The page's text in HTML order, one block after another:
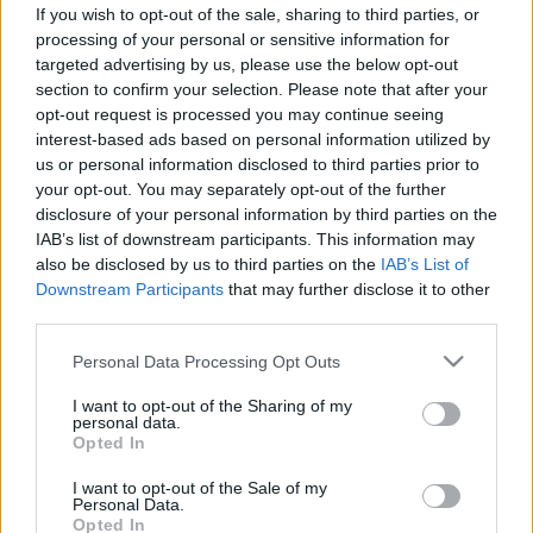
If you wish to opt-out of the sale, sharing to third parties, or
processing of your personal or sensitive information for
targeted advertising by us, please use the below opt-out
section to confirm your selection. Please note that after your
opt-out request is processed you may continue seeing
interest-based ads based on personal information utilized by
us or personal information disclosed to third parties prior to
your opt-out. You may separately opt-out of the further
disclosure of your personal information by third parties on the
IAB’s list of downstream participants. This information may
also be disclosed by us to third parties on the IAB’s List of
Downstream Participants that may further disclose it to other
Please note that this website/app uses one or more Google
not limited to your visit or usage behaviour. You may click to
grant or deny consent to Google and its third-party tags to
use your data for below specified purposes in below Google
consent section.
Personal Data Processing Opt Outs
I want to opt-out of the Sharing of my
personal data.
Opted In
I want to opt-out of the Sale of my
Personal Data.
Opted In
Természetes gyógymódok
2011. április 28. 10:01
Módosítva: 2015. november 04. 13:49
Megosztás
Küldés Küldés Messengeren
Egészségkalauz
Egészségkalauz
A tai-chi javítja a szívbetegek életminőségét! A
krónikus szívelégtelenséggel élő emberek a
hagyományos kínai mozgásforma, a tai-chi
művelésével javíthatják életminőségüket - közölték